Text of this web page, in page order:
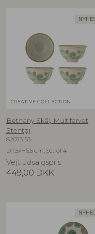
CREATIVE COLLECTION
Bethany Skål, Multifarvet,
Stentøj
82073153
D11,5xH6,5 cm, Set of 4
Vejl. udsalgspris
449,00 DKK